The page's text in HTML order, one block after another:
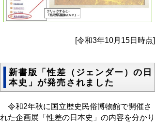
[令和3年10月15日時点]
新書版「性差（ジェンダー）の日
本史」が発売されました
令和2年秋に国立歴史民俗博物館で開催さ
れた企画展「性差の日本史」の内容を分かり